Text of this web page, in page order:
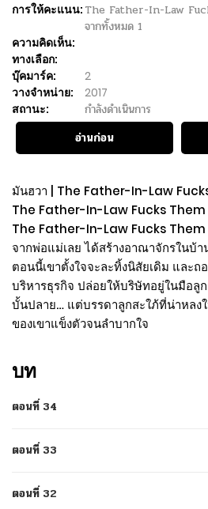
การให้คะแนน: The Father-In-Law
จากทั้งหมด 1
ความคิดเห็น:
ทางเลือก:
บุ๊คมาร์ค:
2
วางจำหน่าย:
2017
สถานะ:
กำลังดำเนินการ
อ่านก่อน
มันฮวา | The Father-In-Law
The Father-In-Law Fucks
The Father-In-Law Fucks Them
จากพ่อแม่เลย ได้สร้างอาณาจักรในบ้า
ตอนนี้เขาตั้งใจจะละทิ้งนิสัยเดิม และ
บริหารธุรกิจ ปล่อยให้บริษัทอยู่ในมือลู
บั้นปลาย… แต่บรรดาลูกสะใภ้ที่น่าหลงใ
ของเขาแข็งตัวจนลำบากใจ
บท
ตอนที่ 34
ตอนที่ 33
ตอนที่ 32